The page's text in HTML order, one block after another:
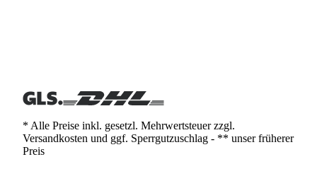
* Alle Preise inkl. gesetzl. Mehrwertsteuer zzgl.
Versandkosten und ggf. Sperrgutzuschlag - ** unser früherer
Preis